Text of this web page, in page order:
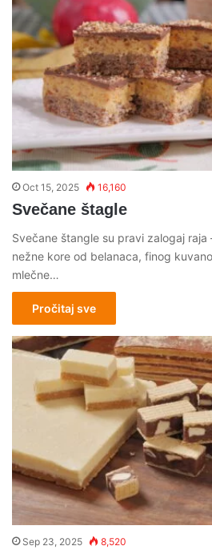
Oct 15, 2025 16,160
Svečane štagle
Svečane štangle su pravi zalogaj
nežne kore od belanaca, finog
mlečne…
Pročitaj sve
Sep 23, 2025 8,520